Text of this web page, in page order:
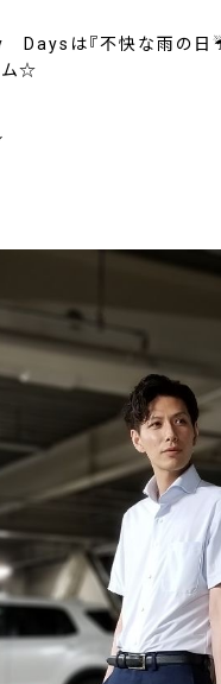
Daysは『不快な雨の日☔
ム☆